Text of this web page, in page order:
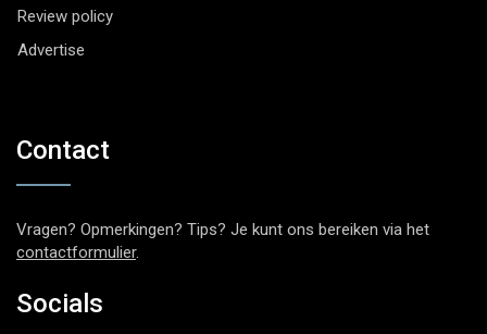
Review policy
Advertise
Contact
Vragen? Opmerkingen? Tips? Je kunt ons bereiken via het
contactformulier.
Socials